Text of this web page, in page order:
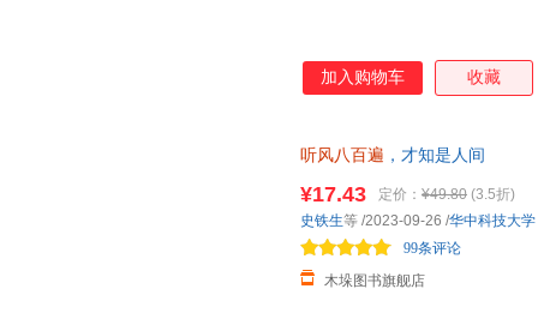
加入购物车 收藏
听风八百遍 ，才知是人间
¥17.43 定价： ¥49.80 (3.5折)
木垛图书旗舰店
99条评论
史铁生等 /2023-09-26 /华中科技大学